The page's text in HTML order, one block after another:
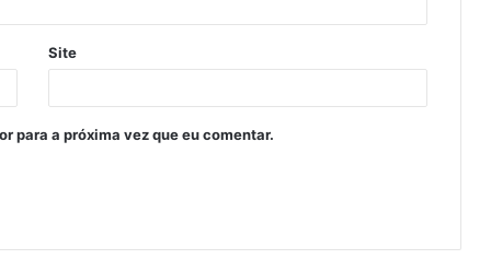
Site
para a próxima vez que eu comentar.